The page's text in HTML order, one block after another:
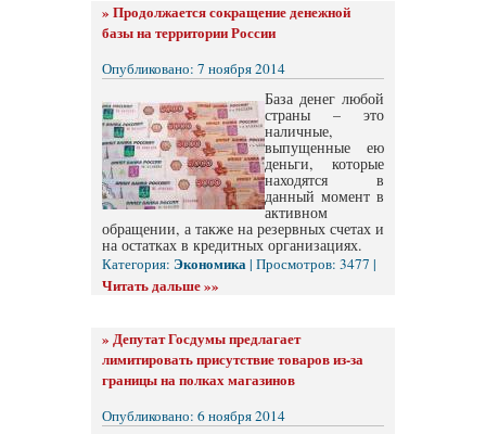
» Продолжается сокращение денежной
базы на территории России
Опубликовано: 7 ноября 2014
База денег любой
страны – это
наличные,
выпущенные ею
деньги, которые
находятся в
данный момент в
активном
обращении, а также на резервных счетах и
на остатках в кредитных организациях.
Категория: Экономика| Просмотров: 3477 |
Читать дальше »»
» Депутат Госдумы предлагает
лимитировать присутствие товаров из-за
границы на полках магазинов
Опубликовано: 6 ноября 2014